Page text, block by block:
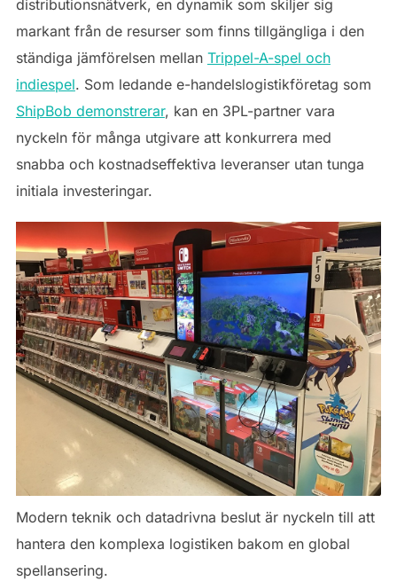
distributionsnätverk, en dynamik som skiljer sig
markant från de resurser som finns tillgängliga i den
ständiga jämförelsen mellan Trippel-A-spel och
indiespel. Som ledande e-handelslogistikföretag som
ShipBob demonstrerar, kan en 3PL-partner vara
nyckeln för många utgivare att konkurrera med
snabba och kostnadseffektiva leveranser utan tunga
initiala investeringar.
Modern teknik och datadrivna beslut är nyckeln till att
hantera den komplexa logistiken bakom en global
spellansering.